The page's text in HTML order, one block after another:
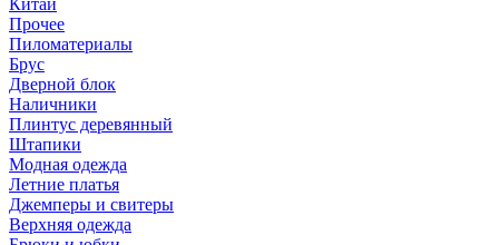
Китай
Прочее
Пиломатериалы
Брус
Дверной блок
Наличники
Плинтус деревянный
Штапики
Модная одежда
Летние платья
Джемперы и свитеры
Верхняя одежда